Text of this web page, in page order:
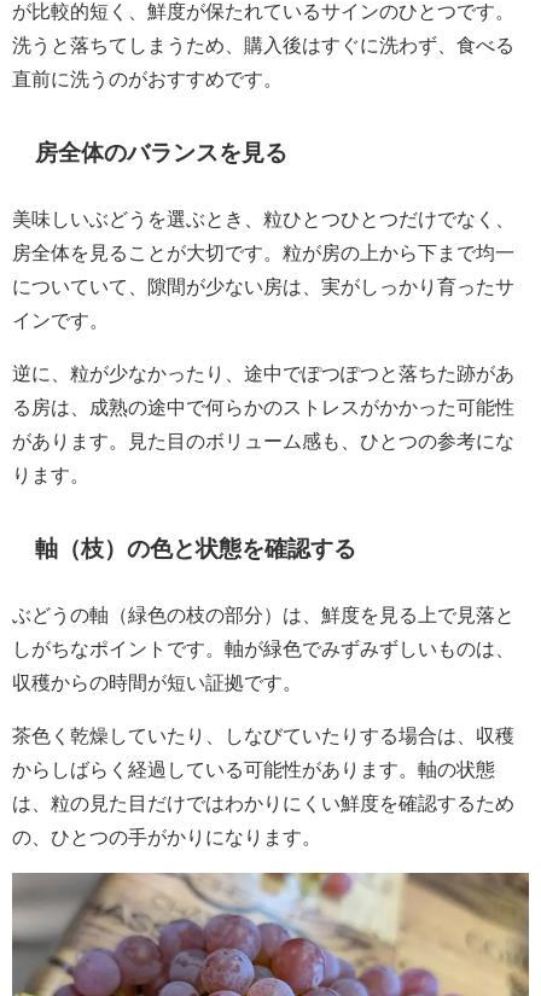
が比較的短く、鮮度が保たれているサインのひとつです。
洗うと落ちてしまうため、購入後はすぐに洗わず、食べる
直前に洗うのがおすすめです。
房全体のバランスを見る
美味しいぶどうを選ぶとき、粒ひとつひとつだけでなく、
房全体を見ることが大切です。粒が房の上から下まで均一
についていて、隙間が少ない房は、実がしっかり育ったサ
インです。
逆に、粒が少なかったり、途中でぽつぽつと落ちた跡があ
る房は、成熟の途中で何らかのストレスがかかった可能性
があります。見た目のボリューム感も、ひとつの参考にな
ります。
軸（枝）の色と状態を確認する
ぶどうの軸（緑色の枝の部分）は、鮮度を見る上で見落と
しがちなポイントです。軸が緑色でみずみずしいものは、
収穫からの時間が短い証拠です。
茶色く乾燥していたり、しなびていたりする場合は、収穫
からしばらく経過している可能性があります。軸の状態
は、粒の見た目だけではわかりにくい鮮度を確認するため
の、ひとつの手がかりになります。